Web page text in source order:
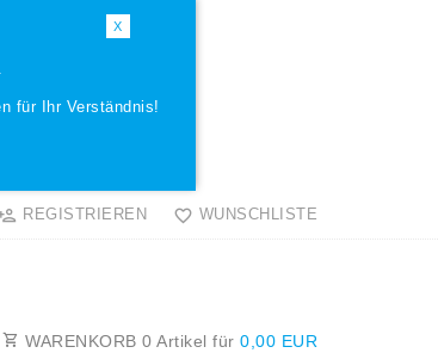
X
für Ihr Verständnis!
REGISTRIEREN WUNSCHLISTE
WARENKORB 0 Artikel für 0,00 EUR